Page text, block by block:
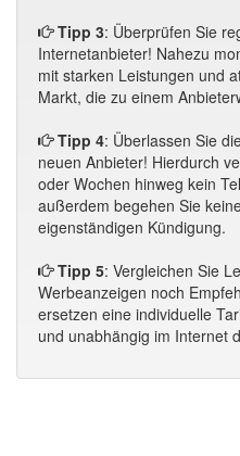
Tipp 3: Überprüfen Sie
Internetanbieter! Nahezu
mit starken Leistungen und
Markt, die zu einem
Tipp 4: Überlassen Sie
neuen Anbieter! Hierdurch
oder Wochen hinweg kein
außerdem begehen Sie
eigenständigen Kündigung.
Tipp 5: Vergleichen Sie
Werbeanzeigen noch
ersetzen eine individuelle
und unabhängig im Internet